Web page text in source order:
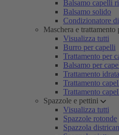
Balsamo capelli
Balsamo solido
Condizionatore
Maschera e trattamento
Visualizza tutti
Burro per capelli
Trattamento per
Balsamo per
Trattamento
Trattamento
Trattamento
Spazzole e pettini
Visualizza tutti
Spazzole rotonde
Spazzola